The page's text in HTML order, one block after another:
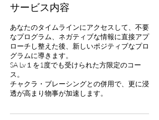
サービス内容
あなたのタイムラインにアクセスして、不要
なプログラム、ネガティブな情報に直接アプ
ローチし整えた後、新しいポジティブなプロ
グラムに導きます。
SA Lv１を1度でも受けられた方限定のコー
ス。
チャクラ・ブレーシングとの併用で、更に浸